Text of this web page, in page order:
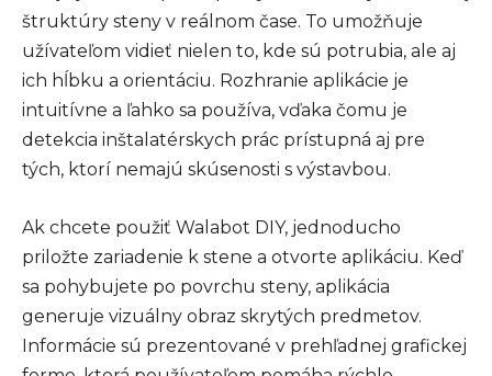
štruktúry steny v reálnom čase. To umožňuje
užívateľom vidieť nielen to, kde sú potrubia, ale aj
ich hĺbku a orientáciu. Rozhranie aplikácie je
intuitívne a ľahko sa používa, vďaka čomu je
detekcia inštalatérskych prác prístupná aj pre
tých, ktorí nemajú skúsenosti s výstavbou.
Ak chcete použiť Walabot DIY, jednoducho
priložte zariadenie k stene a otvorte aplikáciu. Keď
sa pohybujete po povrchu steny, aplikácia
generuje vizuálny obraz skrytých predmetov.
Informácie sú prezentované v prehľadnej grafickej